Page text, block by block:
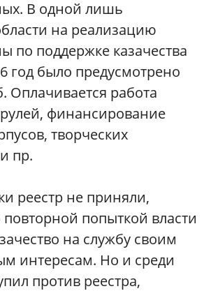
В одной лишь
на реализацию
по поддержке казачества
год было предусмотрено
Оплачивается работа
финансирование
творческих
пр.
реестр не приняли,
повторной попыткой власти
на службу своим
интересам. Но и среди
против реестра,